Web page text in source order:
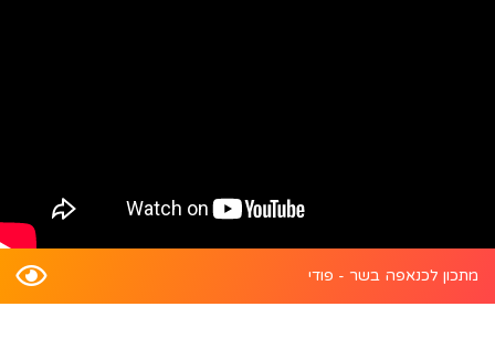
מתכון לכנאפה בשר - פודי